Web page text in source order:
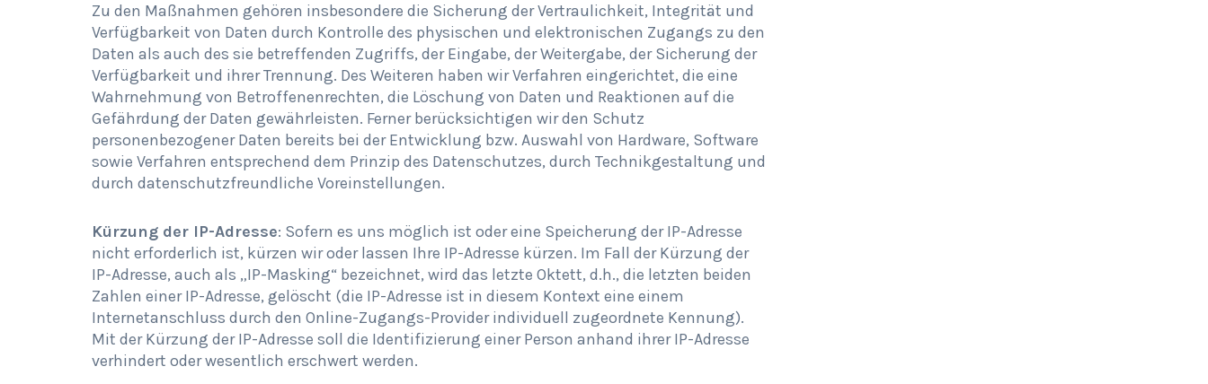
Zu den Maßnahmen gehören insbesondere die Sicherung der Vertraulichkeit, Integrität und
Verfügbarkeit von Daten durch Kontrolle des physischen und elektronischen Zugangs zu den
Daten als auch des sie betreffenden Zugriffs, der Eingabe, der Weitergabe, der Sicherung der
Verfügbarkeit und ihrer Trennung. Des Weiteren haben wir Verfahren eingerichtet, die eine
Wahrnehmung von Betroffenenrechten, die Löschung von Daten und Reaktionen auf die
Gefährdung der Daten gewährleisten. Ferner berücksichtigen wir den Schutz
personenbezogener Daten bereits bei der Entwicklung bzw. Auswahl von Hardware, Software
sowie Verfahren entsprechend dem Prinzip des Datenschutzes, durch Technikgestaltung und
durch datenschutzfreundliche Voreinstellungen.
Kürzung der IP-Adresse: Sofern es uns möglich ist oder eine Speicherung der IP-Adresse
nicht erforderlich ist, kürzen wir oder lassen Ihre IP-Adresse kürzen. Im Fall der Kürzung der
IP-Adresse, auch als „IP-Masking“ bezeichnet, wird das letzte Oktett, d.h., die letzten beiden
Zahlen einer IP-Adresse, gelöscht (die IP-Adresse ist in diesem Kontext eine einem
Internetanschluss durch den Online-Zugangs-Provider individuell zugeordnete Kennung).
Mit der Kürzung der IP-Adresse soll die Identifizierung einer Person anhand ihrer IP-Adresse
verhindert oder wesentlich erschwert werden.